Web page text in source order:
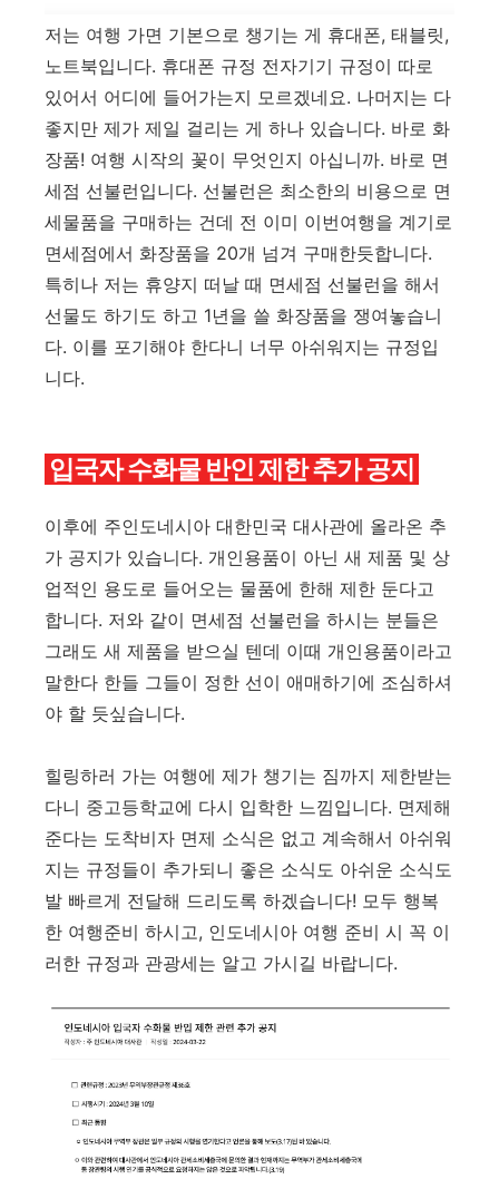
저는 여행 가면 기본으로 챙기는 게 휴대폰, 태블릿,
노트북입니다. 휴대폰 규정 전자기기 규정이 따로
있어서 어디에 들어가는지 모르겠네요. 나머지는 다
좋지만 제가 제일 걸리는 게 하나 있습니다. 바로 화
장품! 여행 시작의 꽃이 무엇인지 아십니까. 바로 면
세점 선불런입니다. 선불런은 최소한의 비용으로 면
세물품을 구매하는 건데 전 이미 이번여행을 계기로
면세점에서 화장품을 20개 넘겨 구매한듯합니다.
특히나 저는 휴양지 떠날 때 면세점 선불런을 해서
선물도 하기도 하고 1년을 쓸 화장품을 쟁여놓습니
다. 이를 포기해야 한다니 너무 아쉬워지는 규정입
니다.
입국자 수화물 반인 제한 추가 공지
이후에 주인도네시아 대한민국 대사관에 올라온 추
가 공지가 있습니다. 개인용품이 아닌 새 제품 및 상
업적인 용도로 들어오는 물품에 한해 제한 둔다고
합니다. 저와 같이 면세점 선불런을 하시는 분들은
그래도 새 제품을 받으실 텐데 이때 개인용품이라고
말한다 한들 그들이 정한 선이 애매하기에 조심하셔
야 할 듯싶습니다.
힐링하러 가는 여행에 제가 챙기는 짐까지 제한받는
다니 중고등학교에 다시 입학한 느낌입니다. 면제해
준다는 도착비자 면제 소식은 없고 계속해서 아쉬워
지는 규정들이 추가되니 좋은 소식도 아쉬운 소식도
발 빠르게 전달해 드리도록 하겠습니다! 모두 행복
한 여행준비 하시고, 인도네시아 여행 준비 시 꼭 이
러한 규정과 관광세는 알고 가시길 바랍니다.